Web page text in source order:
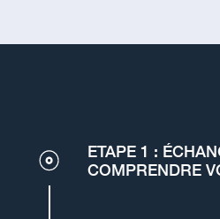
ETAPE 1 :
COMPRENDRE